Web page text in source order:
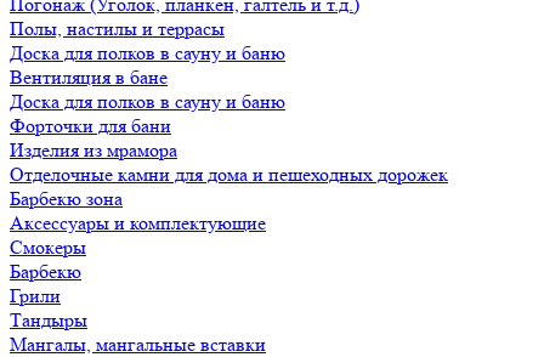
Полы, настилы и террасы
Доска для полков в сауну и баню
Вентиляция в бане
Доска для полков в сауну и баню
Форточки для бани
Изделия из мрамора
Отделочные камни для дома и пешеходных дорожек
Барбекю зона
Аксессуары и комплектующие
Смокеры
Барбекю
Грили
Тандыры
Мангалы, мангальные вставки